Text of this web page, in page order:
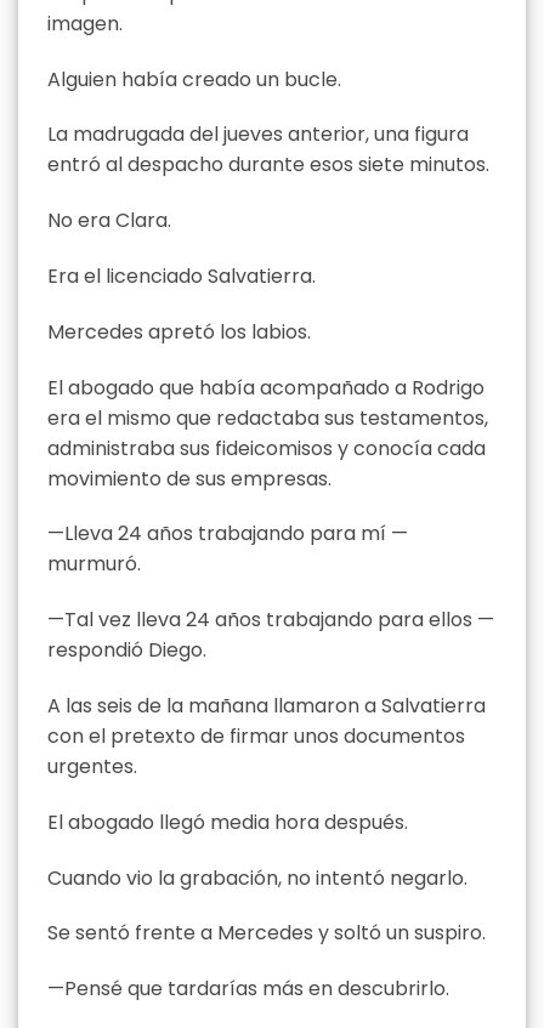
imagen.
Alguien había creado un bucle.
La madrugada del jueves anterior, una figura
entró al despacho durante esos siete minutos.
No era Clara.
Era el licenciado Salvatierra.
Mercedes apretó los labios.
El abogado que había acompañado a Rodrigo
era el mismo que redactaba sus testamentos,
administraba sus fideicomisos y conocía cada
movimiento de sus empresas.
—Lleva 24 años trabajando para mí —
murmuró.
—Tal vez lleva 24 años trabajando para ellos —
respondió Diego.
A las seis de la mañana llamaron a Salvatierra
con el pretexto de firmar unos documentos
urgentes.
El abogado llegó media hora después.
Cuando vio la grabación, no intentó negarlo.
Se sentó frente a Mercedes y soltó un suspiro.
—Pensé que tardarías más en descubrirlo.